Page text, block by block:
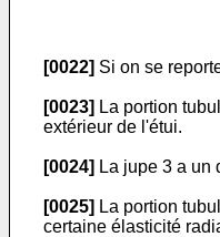
[0022] Si on se
[0023] La portion
extérieur de l'étui.
[0024] La jupe 3 a un
[0025] La portion
certaine élasticité